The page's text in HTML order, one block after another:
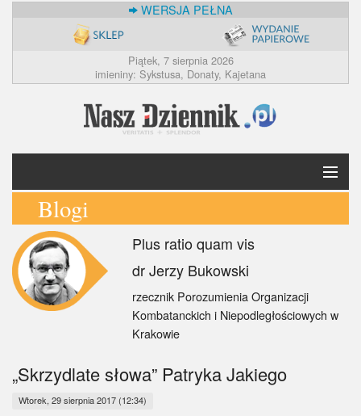
WERSJA PEŁNA
Piątek, 7 sierpnia 2026
imieniny: Sykstusa, Donaty, Kajetana
Krótko
Polska
Świat
Myśl
Wiara
Blogi
Plus ratio quam vis
dr Jerzy Bukowski
rzecznik Porozumienia Organizacji
Kombatanckich i Niepodległościowych w
Krakowie
„Skrzydlate słowa” Patryka Jakiego
Wtorek, 29 sierpnia 2017 (12:34)